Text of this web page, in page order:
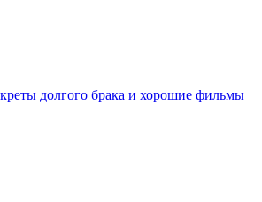
долгого брака и хорошие фильмы